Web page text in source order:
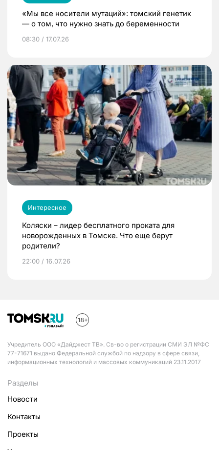
«Мы все носители мутаций»: томский генетик
— о том, что нужно знать до беременности
08:30 / 17.07.26
Интересное
Коляски – лидер бесплатного проката для
новорожденных в Томске. Что еще берут
родители?
22:00 / 16.07.26
Учредитель ООО «Дайджест ТВ». Св-во о регистрации СМИ ЭЛ №ФС
77-71671 выдано Федеральной службой по надзору в сфере связи,
информационных технологий и массовых коммуникаций 23.11.2017
Разделы
Новости
Контакты
Проекты